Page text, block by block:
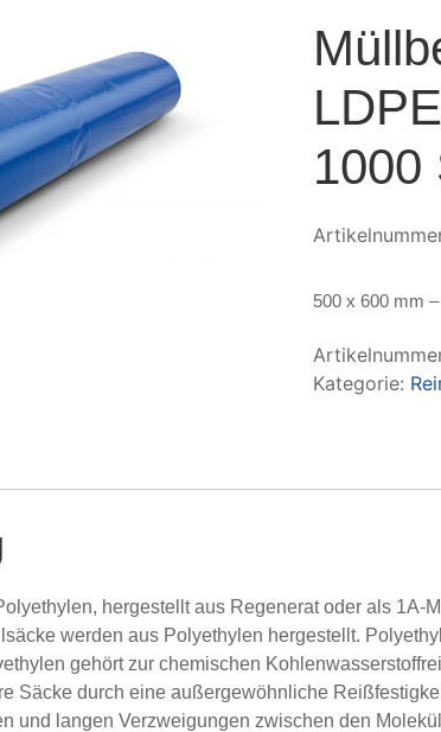
1000
500 x 600 mm
Kategorie:
hergestellt aus Regenerat oder als 1A-
werden aus Polyethylen hergestellt.
gehört zur chemischen
Säcke durch eine außergewöhnliche
und langen Verzweigungen zwischen den